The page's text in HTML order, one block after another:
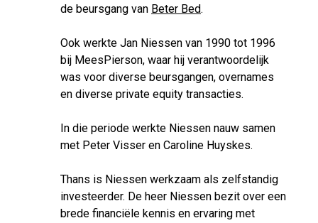
de beursgang van Beter Bed.
Ook werkte Jan Niessen van 1990 tot 1996
bij MeesPierson, waar hij verantwoordelijk
was voor diverse beursgangen, overnames
en diverse private equity transacties.
In die periode werkte Niessen nauw samen
met Peter Visser en Caroline Huyskes.
Thans is Niessen werkzaam als zelfstandig
investeerder. De heer Niessen bezit over een
brede financiële kennis en ervaring met